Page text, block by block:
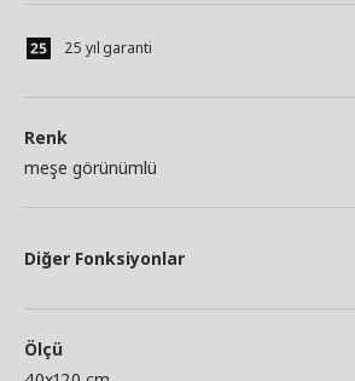
25 yıl garanti
Renk
meşe görünümlü
Diğer Fonksiyonlar
Ölçü